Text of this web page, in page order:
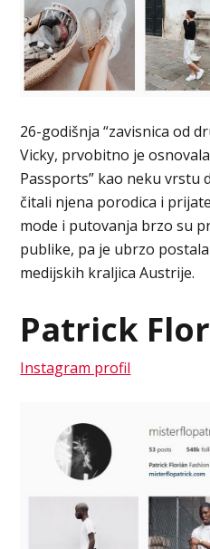
26-godišnja “zavisnica od
Vicky, prvobitno je
Passports” kao neku vrstu
čitali njena porodica i
mode i putovanja brzo su
publike, pa je ubrzo
medijskih kraljica Austrije.
Patrick
Instagram profil